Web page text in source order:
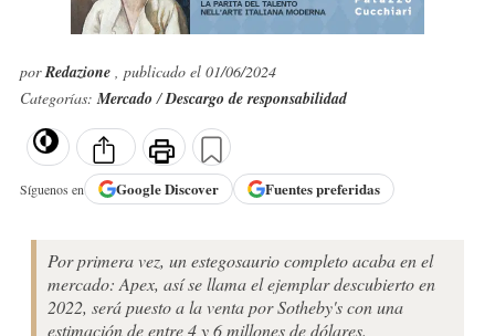
porRedazione , publicado el 01/06/2024
Categorías:Mercado/Descargo de responsabilidad
Síguenos en GoogleDiscover Fuentes preferidas
Por primera vez, un estegosaurio completo acaba en el
mercado: Apex, así se llama el ejemplar descubierto en
2022, será puesto a la venta por Sotheby's con una
estimación de entre 4 y 6 millones de dólares.